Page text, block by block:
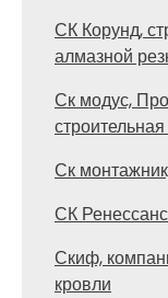
СК Корунд,
алмазной
Ск модус,
Ск
СК Ренессанс
Скиф,
кровли